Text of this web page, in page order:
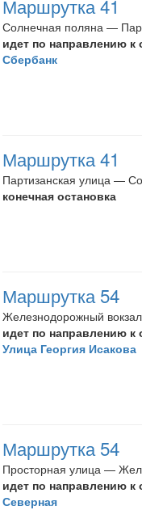
Маршрутка 41
Солнечная поляна —
идет по направлению к
Сбербанк
Маршрутка 41
Партизанская улица —
конечная остановка
Маршрутка 54
Железнодорожный
идет по направлению к
Улица Георгия Исакова
Маршрутка 54
Просторная улица —
идет по направлению к
Северная